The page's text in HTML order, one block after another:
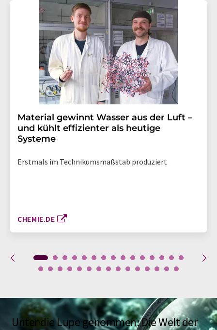
Material gewinnt Wasser aus der Luft –
und kühlt effizienter als heutige
Systeme
Erstmals im Technikumsmaßstab produziert
CHEMIE.DE
Unter die Lupe genommen: Die Welt der